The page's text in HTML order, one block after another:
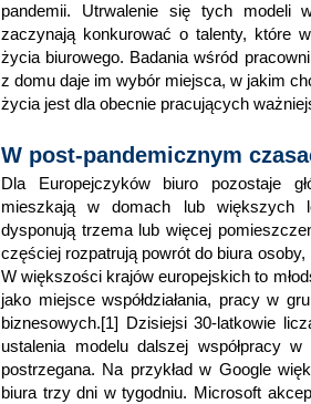
pandemii. Utrwalenie się tych modeli
zaczynają konkurować o talenty, które
życia biurowego. Badania wśród
z domu daje im wybór miejsca, w jakim
życia jest dla obecnie pracujących
W post-pandemicznym
Dla Europejczyków biuro pozostaje
mieszkają w domach lub większych
dysponują trzema lub więcej
częściej rozpatrują powrót do biura
W większości krajów europejskich to
jako miejsce współdziałania, pracy w
biznesowych.[1] Dzisiejsi 30-latkowie
ustalenia modelu dalszej współpracy
postrzegana. Na przykład w Google
biura trzy dni w tygodniu. Microsoft